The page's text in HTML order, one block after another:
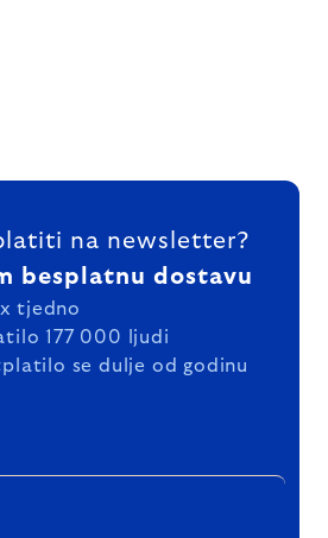
na newsletter?
besplatnu dostavu
tjedno
177 000 ljudi
se dulje od godinu